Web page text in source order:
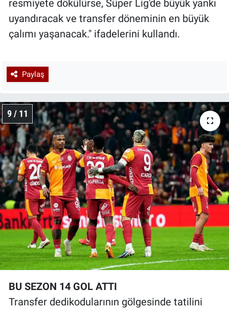
resmiyete dökülürse, Süper Lig'de büyük yankı
uyandıracak ve transfer döneminin en büyük
çalımı yaşanacak." ifadelerini kullandı.
Paylaş
9 / 11
BU SEZON 14 GOL ATTI
Transfer dedikodularının gölgesinde tatilini